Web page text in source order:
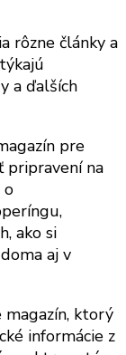
rôzne články a
a ďalších
pre
pripravení na
o
ako si
aj v
ktorý
informácie z